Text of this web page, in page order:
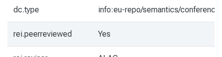
dc.type info:eu-repo/semantics/
rei.peerreviewed Yes